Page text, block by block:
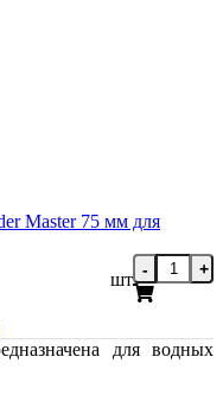
Master 75 мм для
шт - +
для водных